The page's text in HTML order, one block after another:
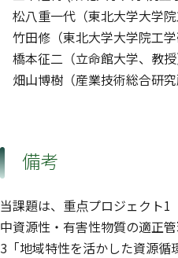
松八重一代（東北大学大学院
竹田修（東北大学大学院工学
橋本征二（立命館大学、教授
畑山博樹（産業技術総合研究
備考
当課題は、重点プロジェクト
中資源性・有害性物質の適正
3「地域特性を活かした資源循